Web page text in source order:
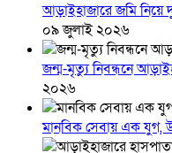
আড়াইহাজারে জমি
০৯ জুলাই ২০২৬
জন্ম-মৃত্যু নিবন্ধনে
২০২৬
মানবিক সেবায় এক যুগ,